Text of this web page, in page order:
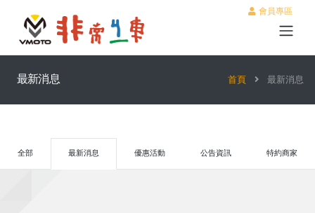
會員專區
最新消息 首頁 最新消息
全部 最新消息 優惠活動 公告資訊 特約商家